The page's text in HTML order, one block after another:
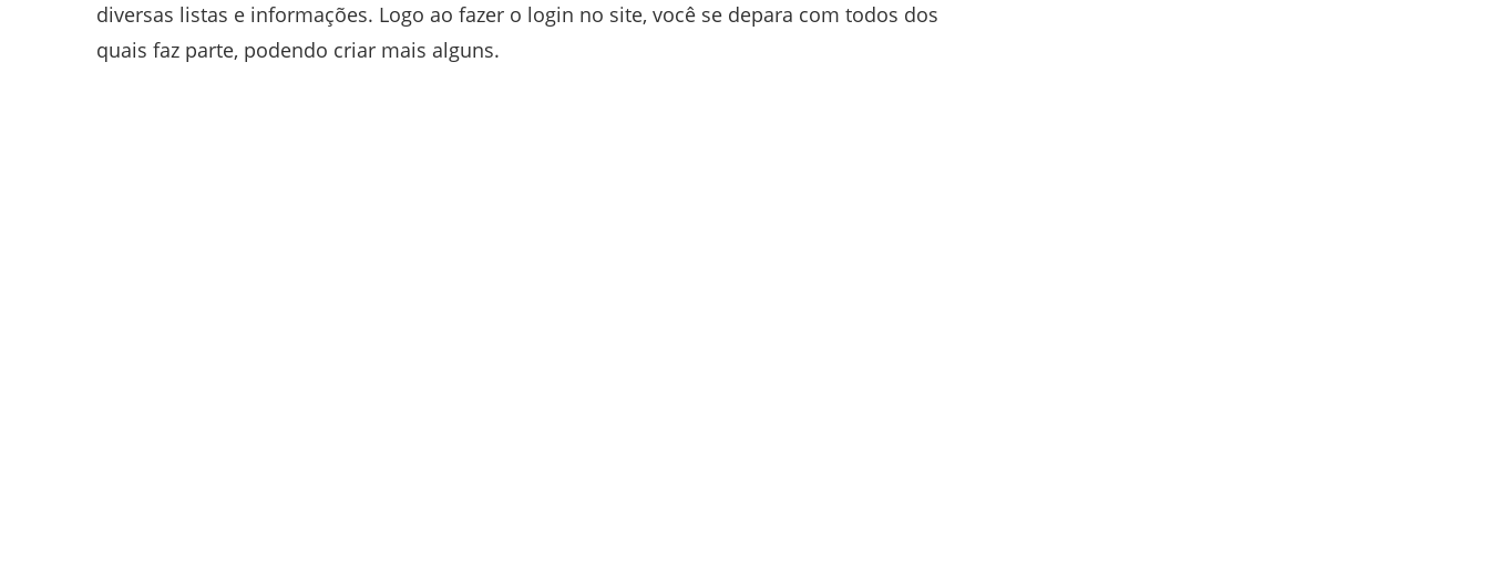
diversas listas e informações. Logo ao fazer o login no site, você se depara com todos dos
quais faz parte, podendo criar mais alguns.